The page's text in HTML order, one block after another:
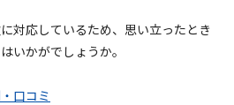
対応しているため、思い立ったとき
いかがでしょうか。
口コミ